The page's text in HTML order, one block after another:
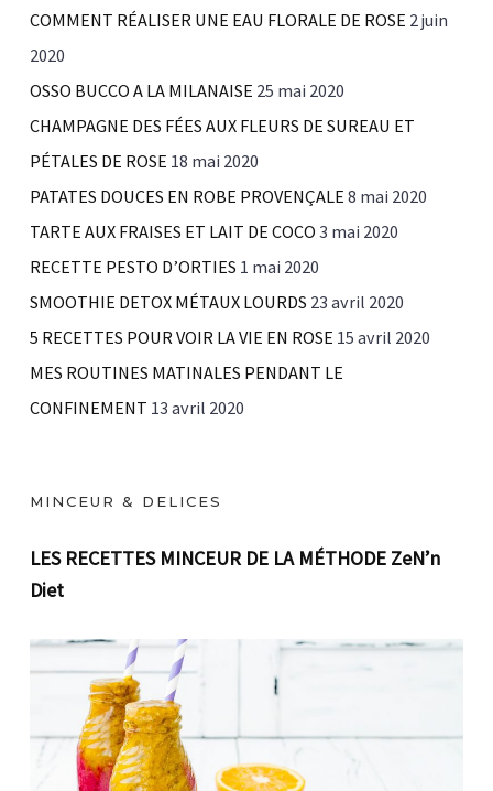
COMMENT RÉALISER UNE EAU FLORALE DE ROSE 2 juin
2020
OSSO BUCCO A LA MILANAISE 25 mai 2020
CHAMPAGNE DES FÉES AUX FLEURS DE SUREAU ET
PÉTALES DE ROSE 18 mai 2020
PATATES DOUCES EN ROBE PROVENÇALE 8 mai 2020
TARTE AUX FRAISES ET LAIT DE COCO 3 mai 2020
RECETTE PESTO D’ORTIES 1 mai 2020
SMOOTHIE DETOX MÉTAUX LOURDS 23 avril 2020
5 RECETTES POUR VOIR LA VIE EN ROSE 15 avril 2020
MES ROUTINES MATINALES PENDANT LE
CONFINEMENT 13 avril 2020
MINCEUR & DELICES
LES RECETTES MINCEUR DE LA MÉTHODE ZeN’n
Diet